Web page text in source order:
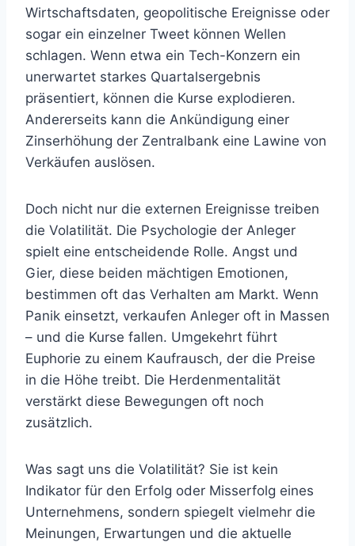
Wirtschaftsdaten, geopolitische Ereignisse oder
sogar ein einzelner Tweet können Wellen
schlagen. Wenn etwa ein Tech-Konzern ein
unerwartet starkes Quartalsergebnis
präsentiert, können die Kurse explodieren.
Andererseits kann die Ankündigung einer
Zinserhöhung der Zentralbank eine Lawine von
Verkäufen auslösen.
Doch nicht nur die externen Ereignisse treiben
die Volatilität. Die Psychologie der Anleger
spielt eine entscheidende Rolle. Angst und
Gier, diese beiden mächtigen Emotionen,
bestimmen oft das Verhalten am Markt. Wenn
Panik einsetzt, verkaufen Anleger oft in Massen
– und die Kurse fallen. Umgekehrt führt
Euphorie zu einem Kaufrausch, der die Preise
in die Höhe treibt. Die Herdenmentalität
verstärkt diese Bewegungen oft noch
zusätzlich.
Was sagt uns die Volatilität? Sie ist kein
Indikator für den Erfolg oder Misserfolg eines
Unternehmens, sondern spiegelt vielmehr die
Meinungen, Erwartungen und die aktuelle